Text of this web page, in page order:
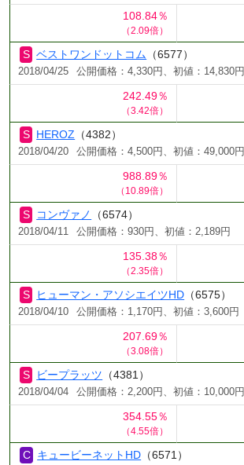
108.84％
（2.09倍）
ベストワンドットコム （6577）
2018/04/25 公開価格：4,330円、初値：14,830円
242.49％
（3.42倍）
HEROZ （4382）
2018/04/20 公開価格：4,500円、初値：49,000円
988.89％
（10.89倍）
コンヴァノ （6574）
2018/04/11 公開価格：930円、初値：2,189円
135.38％
（2.35倍）
ヒューマン・アソシエイツHD （6575）
2018/04/10 公開価格：1,170円、初値：3,600円
207.69％
（3.08倍）
ビープラッツ （4381）
2018/04/04 公開価格：2,200円、初値：10,000円
354.55％
（4.55倍）
キュービーネットHD （6571）